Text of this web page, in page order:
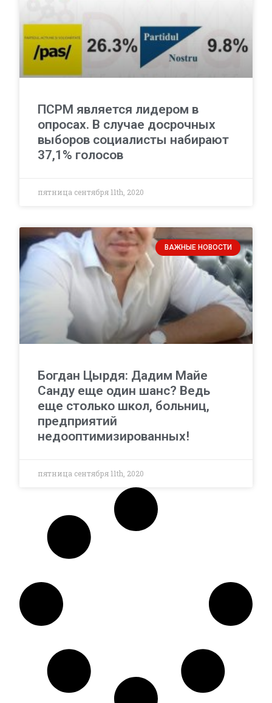
ПСРМ является лидером в
опросах. В случае досрочных
выборов социалисты набирают
37,1% голосов
пятница сентября 11th, 2020
ВАЖНЫЕ НОВОСТИ
Богдан Цырдя: Дадим Майе
Санду еще один шанс? Ведь
еще столько школ, больниц,
предприятий
недооптимизированных!
пятница сентября 11th, 2020